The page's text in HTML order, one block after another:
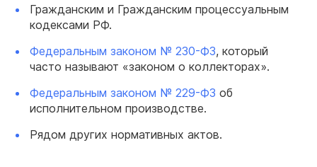
Гражданским и Гражданским процессуальным
кодексами РФ.
Федеральным законом № 230-ФЗ, который
часто называют «законом о коллекторах».
Федеральным законом № 229-ФЗ об
исполнительном производстве.
Рядом других нормативных актов.